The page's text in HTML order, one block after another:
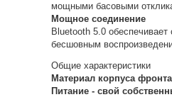
мощными басовыми
Мощное соединение
Bluetooth 5.0
бесшовным
Общие характеристики
Материал корпуса
Питание - свой